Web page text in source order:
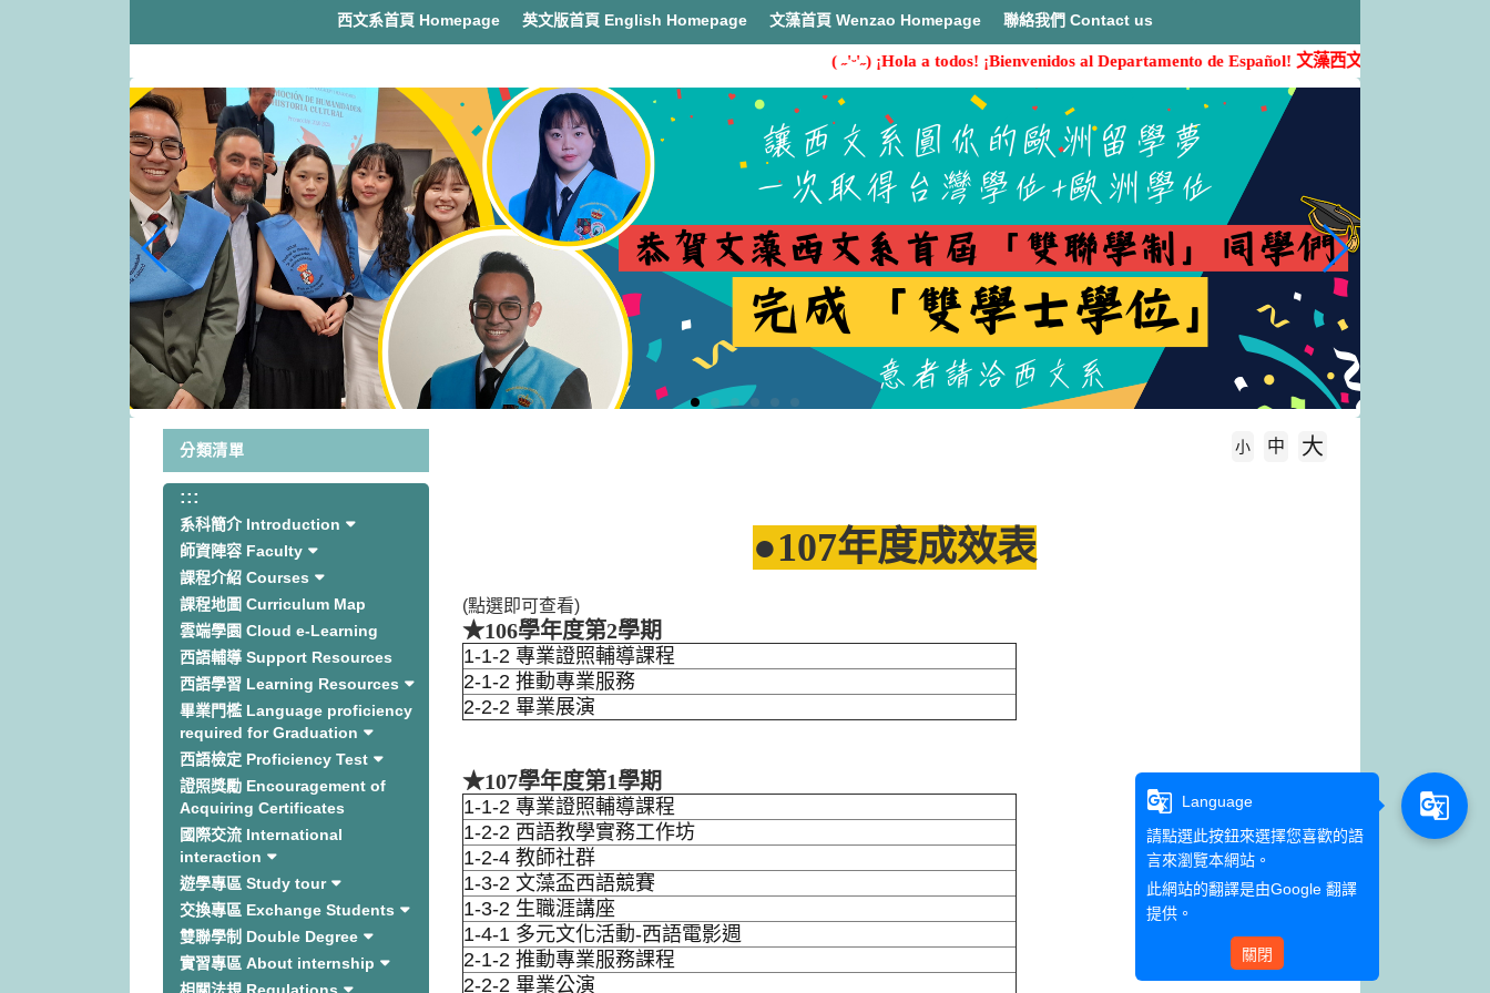
西文系首頁 Homepage 英文版首頁 English Homepage 文藻首頁 Wenzao Homepage 聯絡我們 Contact us
( ˶'ᵕ'˶) ¡Hola a todos! ¡Bienvenidos al Departamento de Español!文藻西文系歡迎您的加入(
分類清單
:::
系科簡介 Introduction
師資陣容 Faculty
課程介紹 Courses
課程地圖 Curriculum Map
雲端學園 Cloud e-Learning
西語輔導 Support Resources
西語學習 Learning Resources
畢業門檻 Language proficiency
required for Graduation
西語檢定 Proficiency Test
證照獎勵 Encouragement of
Acquiring Certificates
國際交流 International
interaction
遊學專區 Study tour
交換專區 Exchange Students
雙聯學制 Double Degree
實習專區 About internship
小 中 大
●107年度成效表
(點選即可查看)
★106學年度第2學期
1-1-2 專業證照輔導課程
2-1-2 推動專業服務
2-2-2 畢業展演
★107學年度第1學期
1-1-2 專業證照輔導課程
1-2-2 西語教學實務工作坊
1-2-4 教師社群
1-3-2 文藻盃西語競賽
1-3-2 生職涯講座
1-4-1 多元文化活動-西語電影週
2-1-2 推動專業服務課程
2-2-2 畢業公演
g_translate
Language
請點選此按鈕來選擇您喜歡的語
言來瀏覽本網站。
此網站的翻譯是由Google 翻譯
提供。
關閉
g_translate